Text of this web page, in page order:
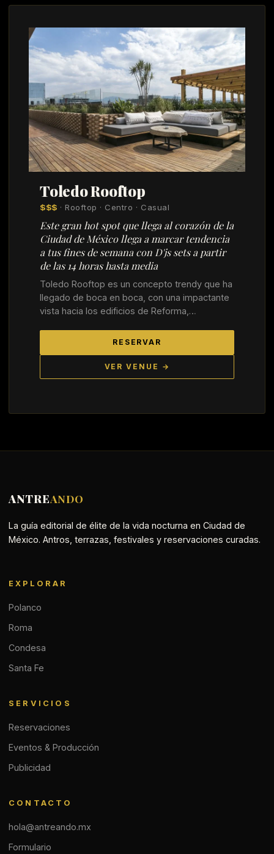
Toledo Rooftop
$$$ · Rooftop · Centro · Casual
Este gran hot spot que llega al corazón de la
Ciudad de México llega a marcar tendencia
a tus fines de semana con D'js sets a partir
de las 14 horas hasta media
Toledo Rooftop es un concepto trendy que ha
llegado de boca en boca, con una impactante
vista hacia los edificios de Reforma,…
RESERVAR
VER VENUE →
ANTREANDO
La guía editorial de élite de la vida nocturna en Ciudad de
México. Antros, terrazas, festivales y reservaciones curadas.
EXPLORAR
Polanco
Roma
Condesa
Santa Fe
SERVICIOS
Reservaciones
Eventos & Producción
Publicidad
CONTACTO
hola@antreando.mx
Formulario